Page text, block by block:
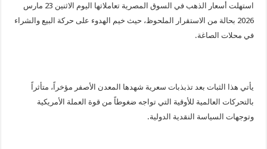
استهلت أسعار الذهب في السوق المصرية تعاملاتها اليوم الاثنين 23 مارس
2026 بحالة من الاستقرار الملحوظ، حيث خيم الهدوء على حركة البيع والشراء
في محلات الصاغة.
يأتي هذا الثبات بعد تذبذبات سعرية شهدها المعدن الأصفر مؤخراً، متأثراً
بالتحركات العالمية للأوقية التي تواجه ضغوطاً من قوة العملة الأمريكية
وتوجهات السياسة النقدية الدولية.